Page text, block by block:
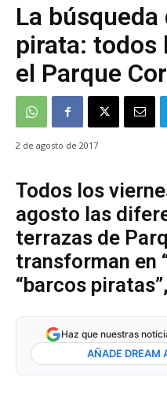
La
pirata: todos
el Parque
2 de agosto de 2017
Todos los
agosto las
terrazas de
transforman en
“barcos
Haz que nuestras
AÑADE DREAM